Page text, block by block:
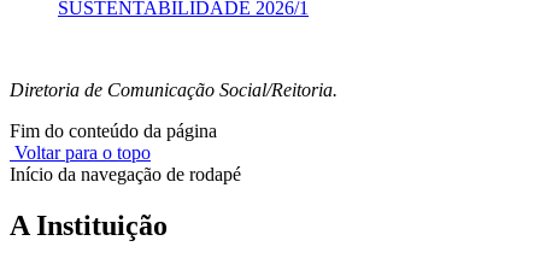
SUSTENTABILIDADE 2026/1
Diretoria de Comunicação Social/Reitoria.
Fim do conteúdo da página
Voltar para o topo
Início da navegação de rodapé
A Instituição